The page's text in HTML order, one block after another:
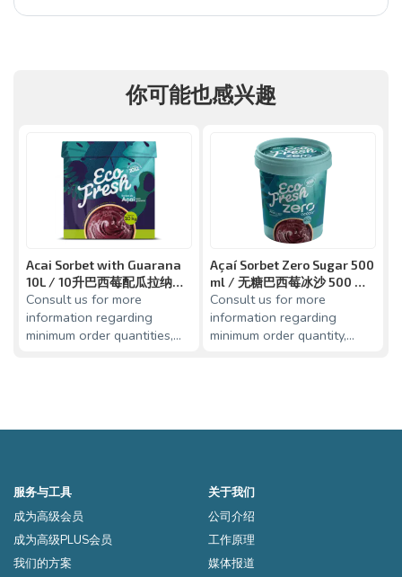
你可能也感兴趣
Acai Sorbet with Guarana
10L / 10升巴西莓配瓜拉纳冰
沙
Consult us for more
information regarding
minimum order quantities,
Açaí Sorbet Zero Sugar 500
ml / 无糖巴西莓冰沙 500 毫
升
Consult us for more
information regarding
minimum order quantity,
服务与工具
成为高级会员
成为高级PLUS会员
我们的方案
关于我们
公司介绍
工作原理
媒体报道